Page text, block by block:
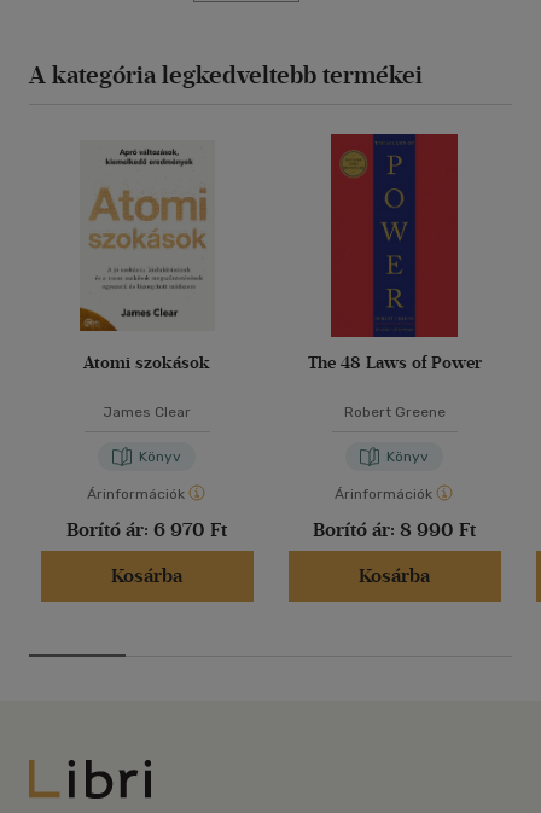
A kategória legkedveltebb termékei
Atomi szokások
James Clear
Könyv
Árinformációk
Borító ár: 6 970 Ft
Kosárba
The 48 Laws of Power
Robert Greene
Könyv
Árinformációk
Borító ár: 8 990 Ft
Kosárba
Libri